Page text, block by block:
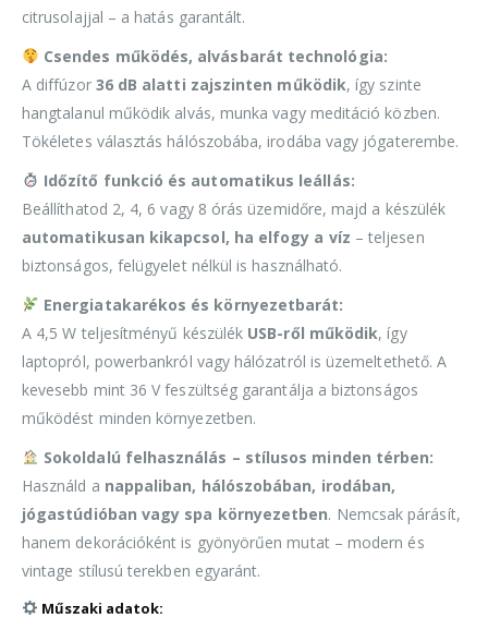
citrusolajjal – a hatás garantált.
Csendes működés, alvásbarát technológia:
A diffúzor 36 dB alatti zajszinten működik, így szinte
hangtalanul működik alvás, munka vagy meditáció közben.
Tökéletes választás hálószobába, irodába vagy jógaterembe.
Időzítő funkció és automatikus leállás:
Beállíthatod 2, 4, 6 vagy 8 órás üzemidőre, majd a készülék
automatikusan kikapcsol, ha elfogy a víz – teljesen
biztonságos, felügyelet nélkül is használható.
Energiatakarékos és környezetbarát:
A 4,5 W teljesítményű készülék USB-ről működik, így
laptopról, powerbankról vagy hálózatról is üzemeltethető. A
kevesebb mint 36 V feszültség garantálja a biztonságos
működést minden környezetben.
Sokoldalú felhasználás – stílusos minden térben:
Használd a nappaliban, hálószobában, irodában,
jógastúdióban vagy spa környezetben. Nemcsak párásít,
hanem dekorációként is gyönyörűen mutat – modern és
vintage stílusú terekben egyaránt.
Műszaki adatok: